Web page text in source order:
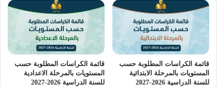
قائمة الكراسات المطلوبة حسب
المستويات بالمرحلة الابتدائية
للسنة الدراسية 2026-2027
قائمة الكراسات المطلوبة حسب
المستويات بالمرحلة الاعدادية
للسنة الدراسية 2026-2027